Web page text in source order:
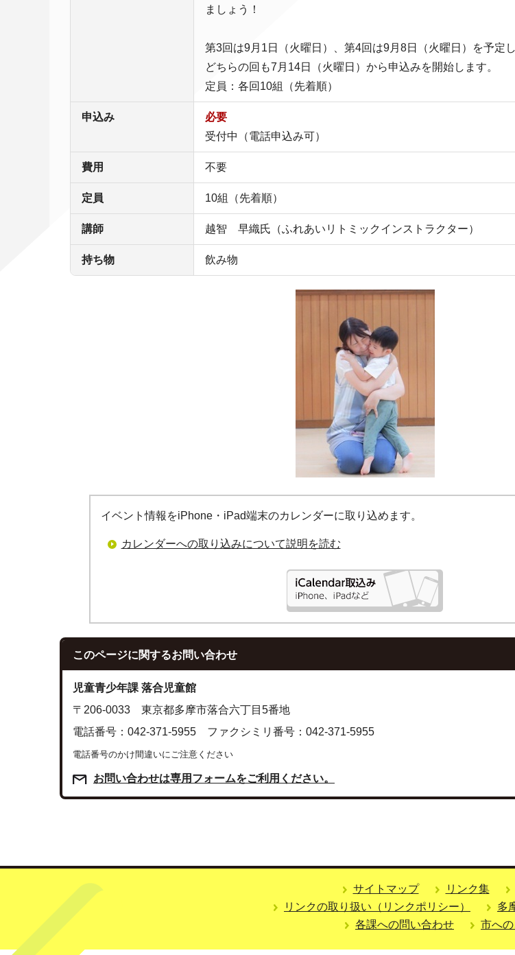
ましょう！
第3回は9月1日（火曜日）、第4回は9月8日（火曜日）を予定し
どちらの回も7月14日（火曜日）から申込みを開始します。
定員：各回10組（先着順）
申込み
必要
受付中（電話申込み可）
費用 不要
定員 10組（先着順）
講師 越智 早織氏（ふれあいリトミックインストラクター）
持ち物 飲み物
イベント情報をiPhone・iPad端末のカレンダーに取り込めます。
カレンダーへの取り込みについて説明を読む
このページに関するお問い合わせ
児童青少年課 落合児童館
〒206-0033 東京都多摩市落合六丁目5番地
電話番号：042-371-5955 ファクシミリ番号：042-371-5955
電話番号のかけ間違いにご注意ください
お問い合わせは専用フォームをご利用ください。
サイトマップ リンク集
リンクの取り扱い（リンクポリシー）
多
各課への問い合わせ
市へ